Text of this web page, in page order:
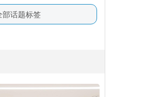
部话题标签